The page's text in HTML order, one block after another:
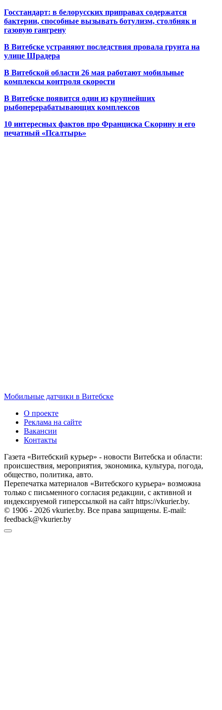
Госстандарт: в белорусских приправах содержатся
бактерии, способные вызывать ботулизм, столбняк и
газовую гангрену
В Витебске устраняют последствия провала грунта на
улице Шрадера
В Витебской области 26 мая работают мобильные
комплексы контроля скорости
В Витебске появится один из крупнейших
рыбоперерабатывающих комплексов
10 интересных фактов про Франциска Скорину и его
печатный «Псалтырь»
Мобильные датчики в Витебске
О проекте
Реклама на сайте
Вакансии
Контакты
Газета «Витебский курьер» - новости Витебска и области:
происшествия, мероприятия, экономика, культура, погода,
общество, политика, авто.
Перепечатка материалов «Витебского курьера» возможна
только с письменного согласия редакции, с активной и
индексируемой гиперссылкой на сайт https://vkurier.by.
© 1906 - 2026 vkurier.by. Все права защищены. E-mail:
feedback@vkurier.by